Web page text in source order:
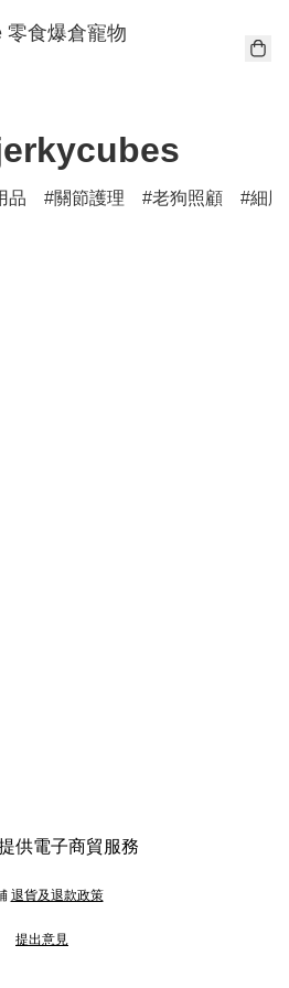
零食爆倉寵物
品 關節護理 老狗照顧
細
供電子商貿服務
退貨及退款政策
提出意見